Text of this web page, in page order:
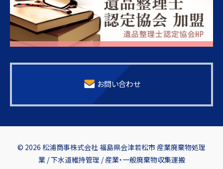
お問い合わせ
© 2026 松浦商事株式会社 福島県会津若松市 産業廃棄物処理
業 / 下水道維持管理 / 産業・一般廃棄物収集運搬